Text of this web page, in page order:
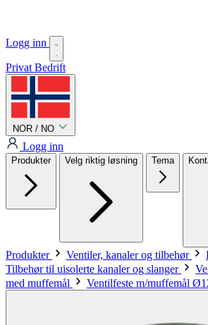
Logg inn
Privat Bedrift
NOR / NO
Logg inn
Produkter Velg riktig løsning Tema
Produkter Ventiler, kanaler og tilbehør
Tilbehør til uisolerte kanaler og slanger
med muffemål
Ventilfeste m/muffemål